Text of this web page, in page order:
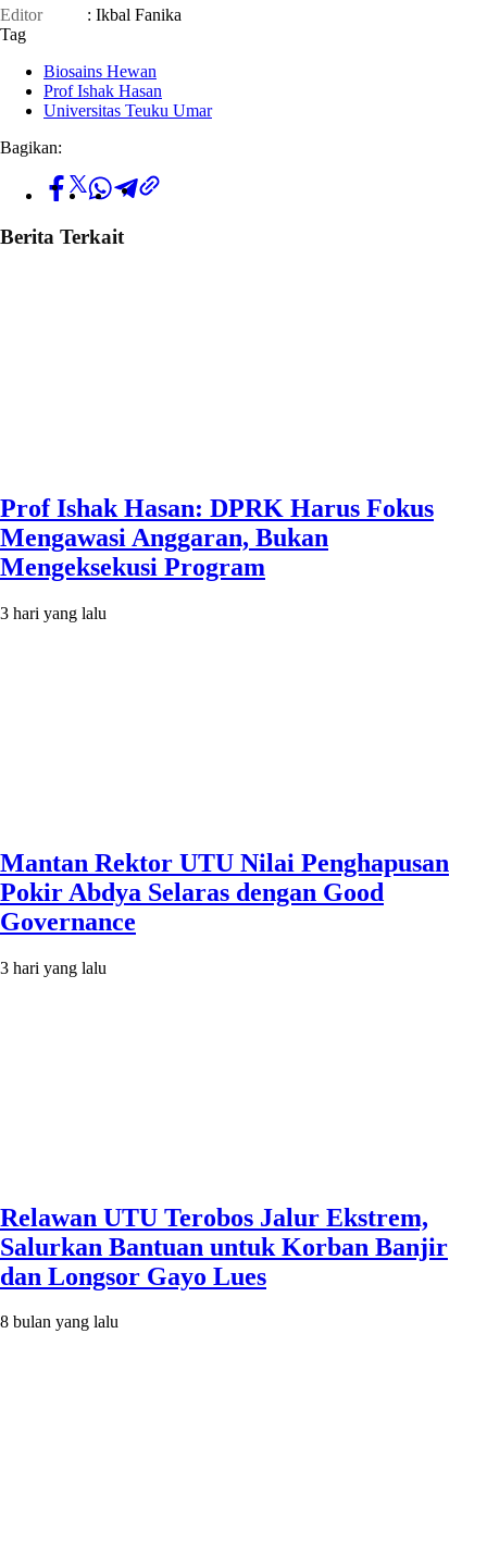
Editor
: Ikbal Fanika
Tag
Biosains Hewan
Prof Ishak Hasan
Universitas Teuku Umar
Bagikan:
Berita Terkait
Prof Ishak Hasan: DPRK Harus Fokus
Mengawasi Anggaran, Bukan
Mengeksekusi Program
3 hari yang lalu
Mantan Rektor UTU Nilai Penghapusan
Pokir Abdya Selaras dengan Good
Governance
3 hari yang lalu
Relawan UTU Terobos Jalur Ekstrem,
Salurkan Bantuan untuk Korban Banjir
dan Longsor Gayo Lues
8 bulan yang lalu